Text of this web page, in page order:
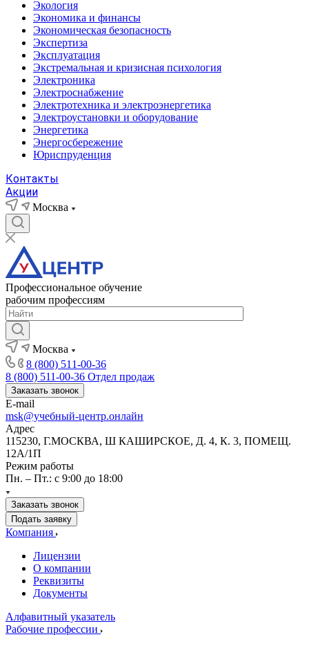
Экология
Экономика и финансы
Экономическая безопасность
Экспертиза
Эксплуатация
Экстремальная и кризисная психология
Электроника
Электроснабжение
Электротехника и электроэнергетика
Электроустановки и оборудование
Энергетика
Энергосбережение
Юриспруденция
Контакты
Акции
Москва
Профессиональное обучение
рабочим профессиям
Москва
8 (800) 511-00-36
8 (800) 511-00-36 Отдел продаж
Заказать звонок
E-mail
msk@учебный-центр.онлайн
Адрес
115230, Г.МОСКВА, Ш КАШИРСКОЕ, Д. 4, К. 3, ПОМЕЩ.
12А/1П
Режим работы
Пн. – Пт.: с 9:00 до 18:00
Заказать звонок
Подать заявку
Компания
Лицензии
О компании
Реквизиты
Документы
Алфавитный указатель
Рабочие профессии